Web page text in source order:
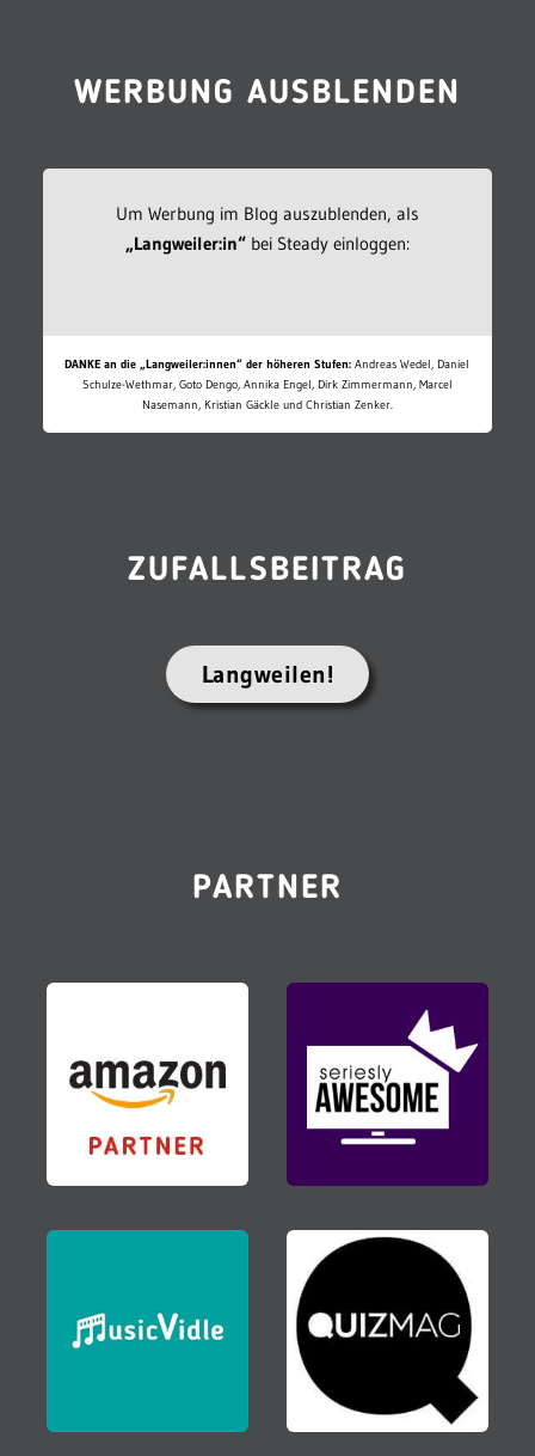
WERBUNG AUSBLENDEN
Um Werbung im Blog auszublenden, als
„Langweiler:in“bei Steady einloggen:
DANKE an die „Langweiler:innen“ der höheren Stufen: Andreas Wedel, Daniel
Schulze-Wethmar, Goto Dengo, Annika Engel, Dirk Zimmermann, Marcel
Nasemann, Kristian Gäckle und Christian Zenker.
ZUFALLSBEITRAG
Langweilen!
PARTNER